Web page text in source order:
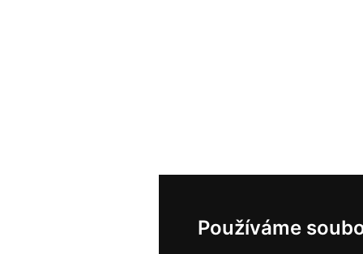
Používáme